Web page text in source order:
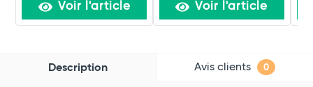
Voir l'article Voir l'article
Description Avis clients 0